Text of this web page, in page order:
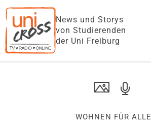
News und Storys
von Studierenden
der Uni Freiburg
WOHNEN FÜR ALLE